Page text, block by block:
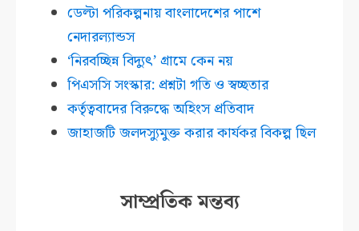
ডেল্টা পরিকল্পনায় বাংলাদেশের পাশে
নেদারল্যান্ডস
‘নিরবচ্ছিন্ন বিদ্যুৎ’ গ্রামে কেন নয়
পিএসসি সংস্কার: প্রশ্নটা গতি ও স্বচ্ছতার
কর্তৃত্ববাদের বিরুদ্ধে অহিংস প্রতিবাদ
জাহাজটি জলদস্যুমুক্ত করার কার্যকর বিকল্প ছিল
সাম্প্রতিক মন্তব্য